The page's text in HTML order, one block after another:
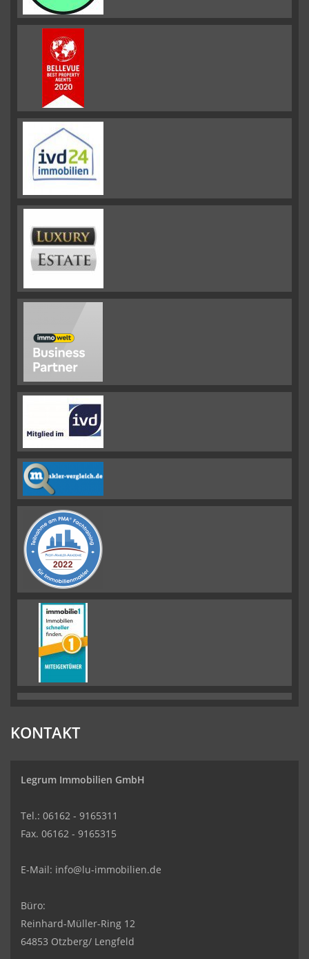
KONTAKT
Legrum Immobilien GmbH
Tel.: 06162 - 9165311
Fax. 06162 - 9165315
E-Mail: info@lu-immobilien.de
Büro:
Reinhard-Müller-Ring 12
64853 Otzberg/ Lengfeld